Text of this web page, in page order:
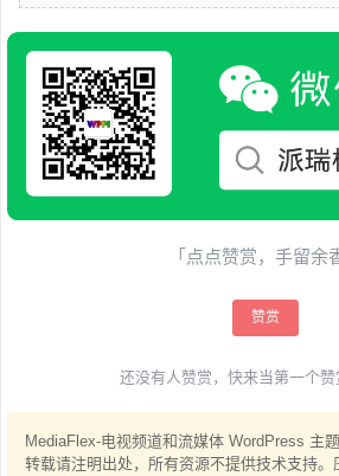
「点点赞赏，手留余
赞赏
还没有人赞赏，快来当第一个赞
MediaFlex-电视频​​道和流媒体 WordPress 主
转载请注明出处，所有资源不提供技术支持。